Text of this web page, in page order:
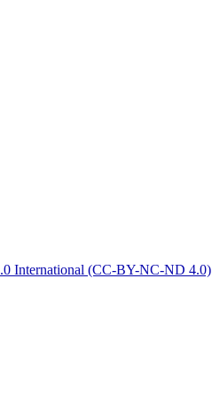
International (CC-BY-NC-ND 4.0)